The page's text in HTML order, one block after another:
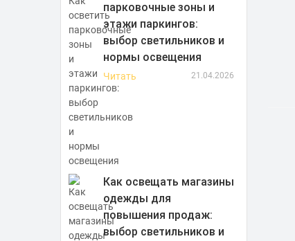
парковочные зоны и
этажи паркингов:
выбор светильников и
нормы освещения
Читать 21.04.2026
Как освещать магазины
одежды для
повышения продаж:
выбор светильников и